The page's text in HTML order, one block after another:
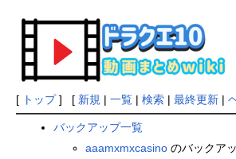
[ トップ] [ 新規 | 一覧| 検索| 最終更新|
バックアップ一覧
aaamxmxcasinoのバックア